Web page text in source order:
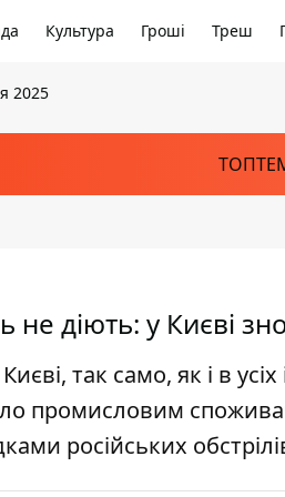
Культура Гроші Треш
2025
не діють: у Києві
так само, як і в
промисловим
російських